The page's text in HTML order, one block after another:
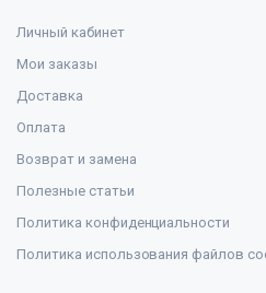
Личный кабинет
Мои заказы
Доставка
Оплата
Возврат и замена
Полезные статьи
Политика конфиденциальности
Политика использования файлов